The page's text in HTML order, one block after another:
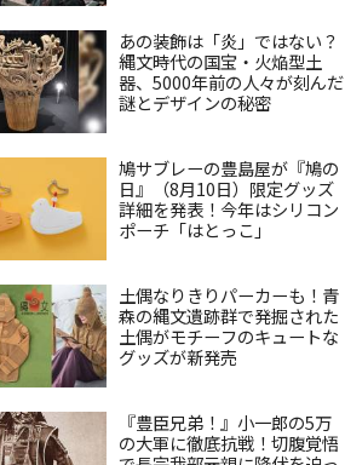
あの装飾は「炎」ではない？
縄文時代の国宝・火焔型土
器、5000年前の人々が刻んだ
謎とデザインの秘密
鳩サブレーの豊島屋が『鳩の
日』（8月10日）限定グッズ
詳細を発表！今年はシリコン
ポーチ「はとっこ」
土偶なりきりパーカーも！青
森の縄文遺跡群で発掘された
土偶がモチーフのキュートな
グッズが新発売
『豊臣兄弟！』小一郎の5万
の大軍に徹底抗戦！切腹覚悟